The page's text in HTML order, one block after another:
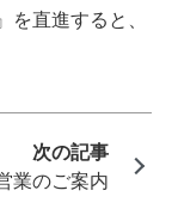
直進すると、
業のご案内